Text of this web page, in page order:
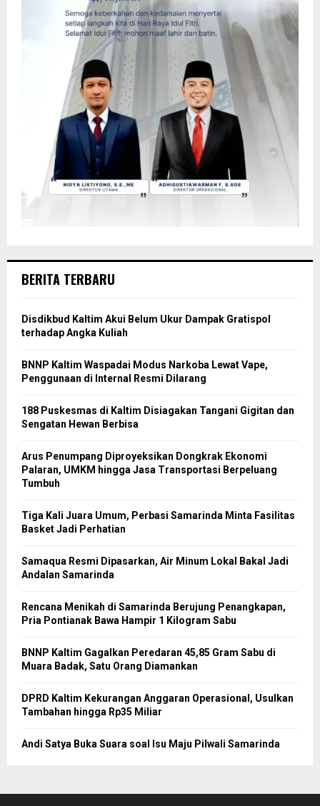
BERITA TERBARU
Disdikbud Kaltim Akui Belum Ukur Dampak Gratispol
terhadap Angka Kuliah
BNNP Kaltim Waspadai Modus Narkoba Lewat Vape,
Penggunaan di Internal Resmi Dilarang
188 Puskesmas di Kaltim Disiagakan Tangani Gigitan dan
Sengatan Hewan Berbisa
Arus Penumpang Diproyeksikan Dongkrak Ekonomi
Palaran, UMKM hingga Jasa Transportasi Berpeluang
Tumbuh
Tiga Kali Juara Umum, Perbasi Samarinda Minta Fasilitas
Basket Jadi Perhatian
Samaqua Resmi Dipasarkan, Air Minum Lokal Bakal Jadi
Andalan Samarinda
Rencana Menikah di Samarinda Berujung Penangkapan,
Pria Pontianak Bawa Hampir 1 Kilogram Sabu
BNNP Kaltim Gagalkan Peredaran 45,85 Gram Sabu di
Muara Badak, Satu Orang Diamankan
DPRD Kaltim Kekurangan Anggaran Operasional, Usulkan
Tambahan hingga Rp35 Miliar
Andi Satya Buka Suara soal Isu Maju Pilwali Samarinda